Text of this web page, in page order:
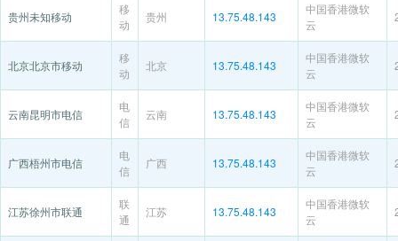
贵州未知移动
移
动
贵州 13.75.48.143
中国香港微软
云
北京北京市移动
移
动
北京 13.75.48.143
中国香港微软
云
云南昆明市电信
电
信
云南 13.75.48.143
中国香港微软
云
广西梧州市电信
电
信
广西 13.75.48.143
中国香港微软
云
江苏徐州市联通
联
通
江苏 13.75.48.143
中国香港微软
云